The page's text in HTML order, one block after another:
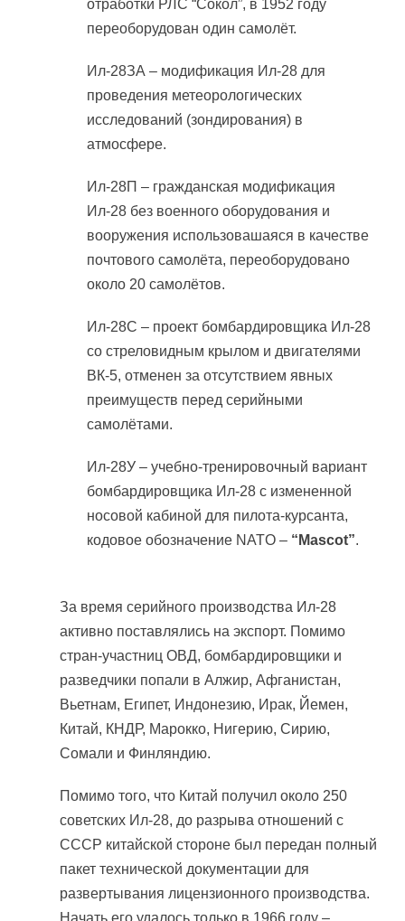
отработки РЛС “Сокол”, в 1952 году
переоборудован один самолёт.
Ил-28ЗА – модификация Ил-28 для
проведения метеорологических
исследований (зондирования) в
атмосфере.
Ил-28П – гражданская модификация
Ил-28 без военного оборудования и
вооружения использовашаяся в качестве
почтового самолёта, переоборудовано
около 20 самолётов.
Ил-28С – проект бомбардировщика Ил-28
со стреловидным крылом и двигателями
ВК-5, отменен за отсутствием явных
преимуществ перед серийными
самолётами.
Ил-28У – учебно-тренировочный вариант
бомбардировщика Ил-28 с измененной
носовой кабиной для пилота-курсанта,
кодовое обозначение NATO – “Mascot”.
За время серийного производства Ил-28
активно поставлялись на экспорт. Помимо
стран-участниц ОВД, бомбардировщики и
разведчики попали в Алжир, Афганистан,
Вьетнам, Египет, Индонезию, Ирак, Йемен,
Китай, КНДР, Марокко, Нигерию, Сирию,
Сомали и Финляндию.
Помимо того, что Китай получил около 250
советских Ил-28, до разрыва отношений с
СССР китайской стороне был передан полный
пакет технической документации для
развертывания лицензионного производства.
Начать его удалось только в 1966 году –